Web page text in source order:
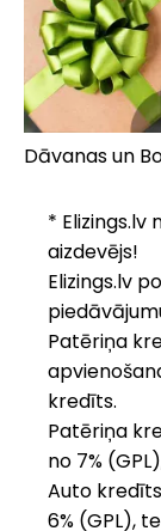
Dāvanas un
* Elizings.lv
aizdevējs!
Elizings.lv
Patēriņa
kredīts.
Patēriņa
no 7%
Auto
6% (GPL),